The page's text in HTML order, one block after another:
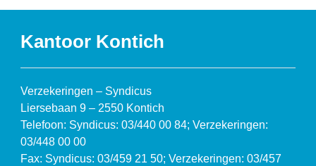
Kantoor Kontich
Verzekeringen – Syndicus
Liersebaan 9 – 2550 Kontich
Telefoon: Syndicus: 03/440 00 84; Verzekeringen:
03/448 00 00
Fax: Syndicus: 03/459 21 50; Verzekeringen: 03/457